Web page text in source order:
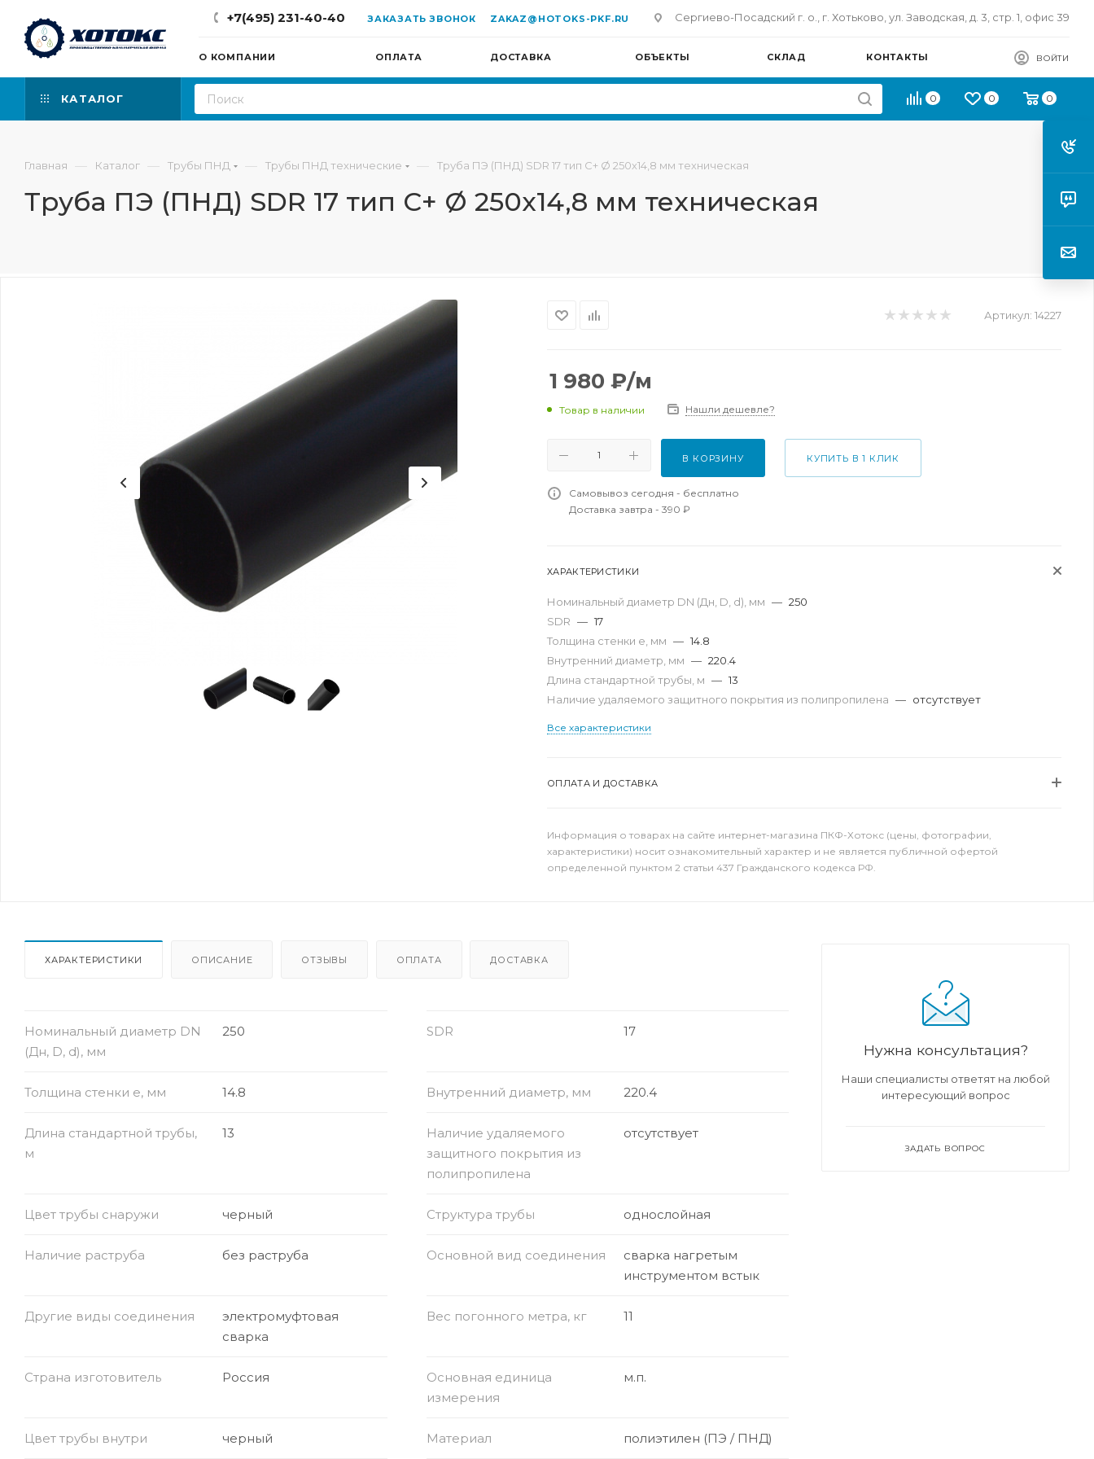
+7(495) 231-40-40 ЗАКАЗАТЬ ЗВОНОК ZAKAZ@HOTOKS-PKF.RU Сергиево-Посадский г. о., г. Хотьково, ул. Заводская, д. 3, стр. 1, офис 39
О КОМПАНИИ ОПЛАТА ДОСТАВКА ОБЪЕКТЫ СКЛАД КОНТАКТЫ ВОЙТИ
КАТАЛОГ 0 0 0
Главная — Каталог — Трубы ПНД — Трубы ПНД технические — Труба ПЭ (ПНД) SDR 17 тип С+ Ø 250х14,8 мм техническая
Труба ПЭ (ПНД) SDR 17 тип С+ Ø 250х14,8 мм техническая
Артикул: 14227
1 980 ₽/м
Товар в наличии Нашли дешевле?
В КОРЗИНУ КУПИТЬ В 1 КЛИК
Самовывоз сегодня - бесплатно
Доставка завтра - 390 ₽
ХАРАКТЕРИСТИКИ
Номинальный диаметр DN (Дн, D, d), мм — 250
SDR — 17
Толщина стенки e, мм — 14.8
Внутренний диаметр, мм — 220.4
Длина стандартной трубы, м — 13
Наличие удаляемого защитного покрытия из полипропилена — отсутствует
Все характеристики
ОПЛАТА И ДОСТАВКА
Информация о товарах на сайте интернет-магазина ПКФ-Хотокс (цены, фотографии,
характеристики) носит ознакомительный характер и не является публичной офертой
определенной пунктом 2 статьи 437 Гражданского кодекса РФ.
ХАРАКТЕРИСТИКИ ОПИСАНИЕ ОТЗЫВЫ ОПЛАТА ДОСТАВКА
Номинальный диаметр DN
(Дн, D, d), мм
250 SDR 17
Толщина стенки e, мм 14.8 Внутренний диаметр, мм 220.4
Длина стандартной трубы,
м
13
Наличие удаляемого
защитного покрытия из
полипропилена
отсутствует
Цвет трубы снаружи черный Структура трубы однослойная
Наличие раструба без раструба Основной вид соединения
сварка нагретым
инструментом встык
Другие виды соединения
электромуфтовая
сварка
Вес погонного метра, кг 11
Страна изготовитель Россия
Основная единица
измерения
м.п.
Цвет трубы внутри черный Материал полиэтилен (ПЭ / ПНД)
Нужна консультация?
Наши специалисты ответят на любой
интересующий вопрос
ЗАДАТЬ ВОПРОС